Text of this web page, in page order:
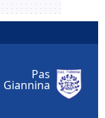
Pas
Giannina